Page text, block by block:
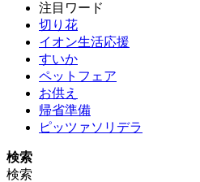
注目ワード
切り花
イオン生活応援
すいか
ペットフェア
お供え
帰省準備
ピッツァソリデラ
検索
検索